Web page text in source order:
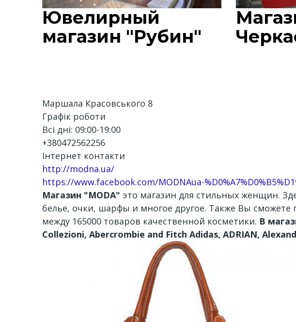
Ювелирный
магазин "Рубин"
Маршала Красовського 8
Графік роботи
Всі дні: 09:00-19:00
+380472562256
Інтернет контакти
http://modna.ua/
https://www.facebook.com/MODNAua-
Магазин "MODA" это магазин для стильных женщин.
белье, очки, шарфы и многое другое. Также Вы сможете
между 165000 товаров качественной косметики. В
Collezioni, Abercrombie and Fitch Adidas, ADRIAN,